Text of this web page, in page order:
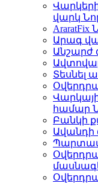
վարկ
AraratFix
Արագ
Անշարժ
Տեսնել
համար
Բանկի
Ավանդի